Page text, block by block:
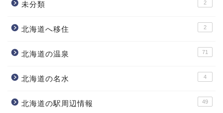
未分類 2
北海道へ移住 2
北海道の温泉 71
北海道の名水 4
北海道の駅周辺情報 49